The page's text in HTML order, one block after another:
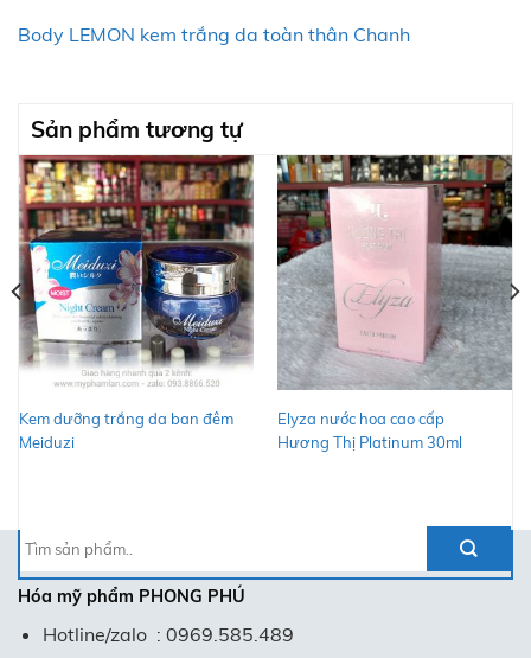
Body LEMON kem trắng da toàn thân Chanh
Sản phẩm tương tự
Kem dưỡng trắng da ban đêm
Meiduzi
Elyza nước hoa cao cấp
Hương Thị Platinum 30ml
Tìm
kiếm:
Hóa mỹ phẩm PHONG PHÚ
Hotline/zalo : 0969.585.489